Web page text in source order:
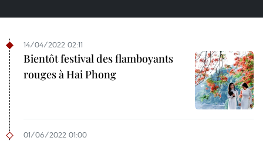
14/04/2022 02:11
Bientôt festival des flamboyants
rouges à Hai Phong
01/06/2022 01:00